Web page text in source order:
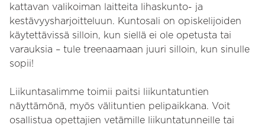
kattavan valikoiman laitteita lihaskunto- ja
kestävyysharjoitteluun. Kuntosali on opiskelijoiden
käytettävissä silloin, kun siellä ei ole opetusta tai
varauksia – tule treenaamaan juuri silloin, kun sinulle
sopii!
Liikuntasalimme toimii paitsi liikuntatuntien
näyttämönä, myös välituntien pelipaikkana. Voit
osallistua opettajien vetämille liikuntatunneille tai